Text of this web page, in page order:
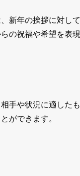
新年の挨拶に対して
の祝福や希望を表現
手や状況に適したも
ができます。